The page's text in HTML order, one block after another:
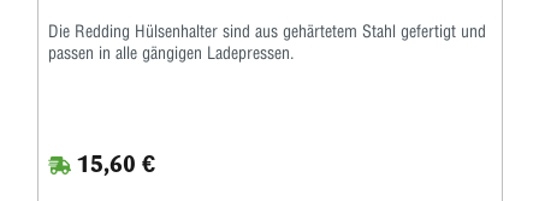
Die Redding Hülsenhalter sind aus gehärtetem Stahl gefertigt und
passen in alle gängigen Ladepressen.
15,60 €